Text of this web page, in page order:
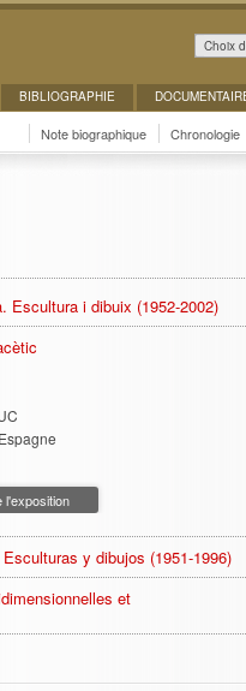
Choix
BIBLIOGRAPHIE
Chronologie
Note biographique
Escultura i dibuix (1952-2002)
l'exposition
y dibujos (1951-1996)
et